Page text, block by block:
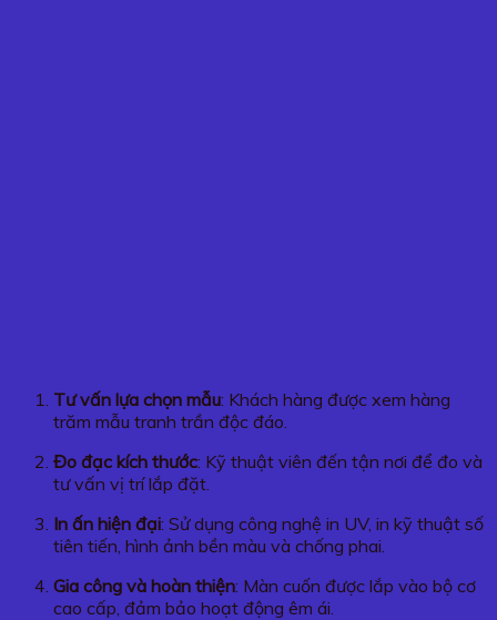
Tư vấn lựa chọn mẫu: Khách hàng được xem hàng
trăm mẫu tranh trần độc đáo.
Đo đạc kích thước: Kỹ thuật viên đến tận nơi để đo và
tư vấn vị trí lắp đặt.
In ấn hiện đại: Sử dụng công nghệ in UV, in kỹ thuật số
tiên tiến, hình ảnh bền màu và chống phai.
Gia công và hoàn thiện: Màn cuốn được lắp vào bộ cơ
cao cấp, đảm bảo hoạt động êm ái.